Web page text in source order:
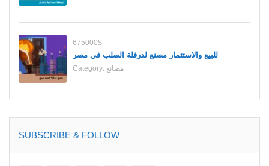
675000$
للبيع والاستثمار مصنع لدرفلة الصلب في مصر
Category: مصانع
SUBSCRIBE & FOLLOW